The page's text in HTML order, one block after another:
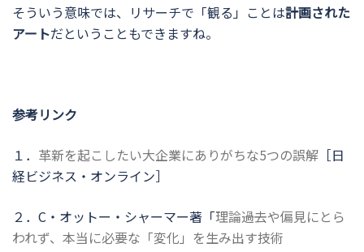
そういう意味では、リサーチで「観る」ことは計画された
アートだということもできますね。
参考リンク
１． 革新を起こしたい大企業にありがちな5つの誤解 ［日
経ビジネス・オンライン］
２．C・オットー・シャーマー著「理論――過去や偏見にとら
われず、本当に必要な「変化」を生み出す技術